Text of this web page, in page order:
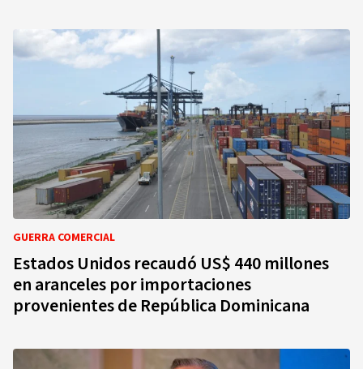
GUERRA COMERCIAL
Estados Unidos recaudó US$ 440 millones
en aranceles por importaciones
provenientes de República Dominicana